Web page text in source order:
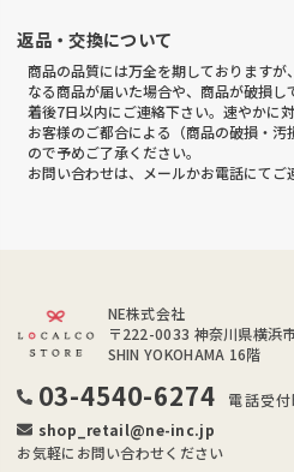
返品・交換について
商品の品質には万全を期しております
なる商品が届いた場合や、商品が破損
着後7日以内にご連絡下さい。速やかに対
お客様のご都合による（商品の破損・
ので予めご了承ください。
お問い合わせは、メールかお電話にてご
NE株式会社
〒222-0033 神奈川県横浜
SHIN YOKOHAMA 16階
03-4540-6274
電話受
shop_retail@ne-inc.jp
お気軽にお問い合わせください